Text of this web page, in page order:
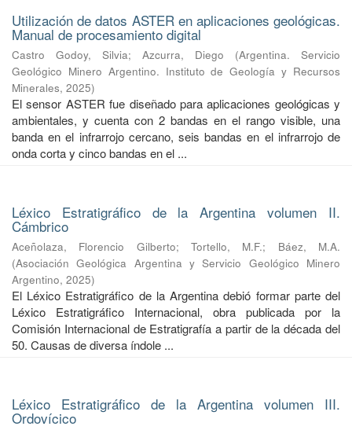
Utilización de datos ASTER en aplicaciones geológicas.
Manual de procesamiento digital
Castro Godoy, Silvia; Azcurra, Diego (Argentina. Servicio
Geológico Minero Argentino. Instituto de Geología y Recursos
Minerales, 2025)
El sensor ASTER fue diseñado para aplicaciones geológicas y
ambientales, y cuenta con 2 bandas en el rango visible, una
banda en el infrarrojo cercano, seis bandas en el infrarrojo de
onda corta y cinco bandas en el ...
Léxico Estratigráfico de la Argentina volumen II.
Cámbrico
Aceñolaza, Florencio Gilberto;Tortello, M.F.; Báez, M.A.
(Asociación Geológica Argentina y Servicio Geológico Minero
Argentino, 2025)
El Léxico Estratigráfico de la Argentina debió formar parte del
Léxico Estratigráfico Internacional, obra publicada por la
Comisión Internacional de Estratigrafía a partir de la década del
50. Causas de diversa índole ...
Léxico Estratigráfico de la Argentina volumen III.
Ordovícico